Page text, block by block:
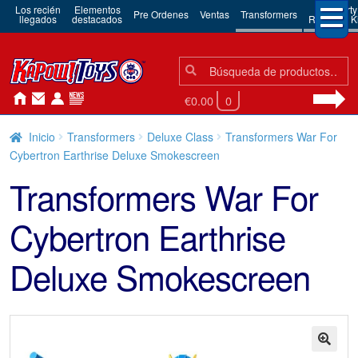
Los recién
llegados
Elementos
destacados Pre Ordenes Ventas Transformers 3rd Party
Robots &
Búsqueda:
Búsqueda
€0.00 0
Inicio Transformers Deluxe Class
Transformers War For
Cybertron Earthrise Deluxe Smokescreen
Transformers War For
Cybertron Earthrise
Deluxe Smokescreen